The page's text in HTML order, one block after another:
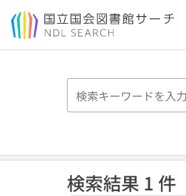
本文へ移動
検索結果 1 件